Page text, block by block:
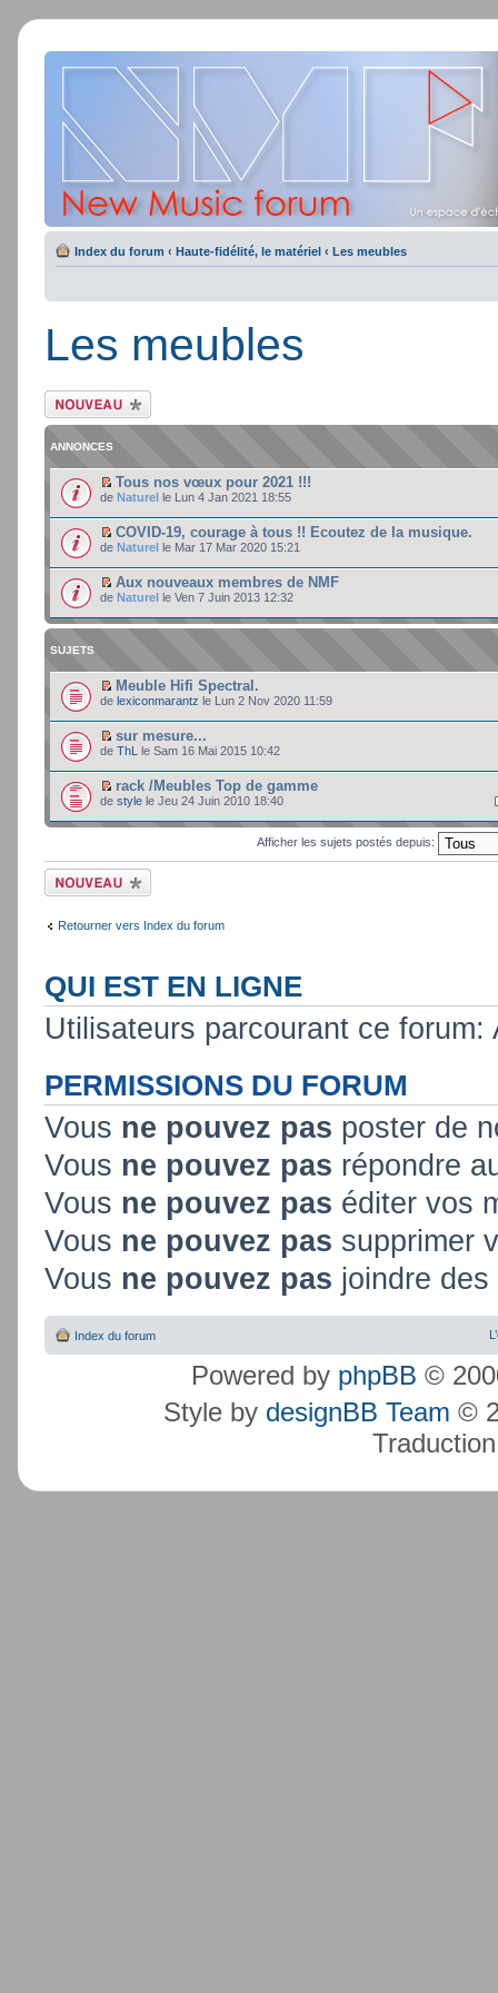
Index du forum ‹ Haute-fidélité, le matériel ‹ Les meubles
Les meubles
Ecrire un nouveau
sujet
ANNONCES
Tous nos vœux pour 2021 !!!
de Naturel le Lun 4 Jan 2021 18:55
COVID-19, courage à tous !! Ecoutez de la musique.
de Naturel le Mar 17 Mar 2020 15:21
Aux nouveaux membres de NMF
de Naturel le Ven 7 Juin 2013 12:32
SUJETS
Meuble Hifi Spectral.
de lexiconmarantz le Lun 2 Nov 2020 11:59
sur mesure...
de ThL le Sam 16 Mai 2015 10:42
rack /Meubles Top de gamme
de style le Jeu 24 Juin 2010 18:40
Afficher les sujets postés depuis:
Ecrire un nouveau
sujet
Retourner vers Index du forum
QUI EST EN LIGNE
Utilisateurs parcourant ce
PERMISSIONS DU FORUM
Vous ne pouvez pas poster de
Vous ne pouvez pas répondre
Vous ne pouvez pas éditer vos
Vous ne pouvez pas supprimer
Vous ne pouvez pas joindre
Index du forum
Powered by phpBB ©
Style by designBB Team ©